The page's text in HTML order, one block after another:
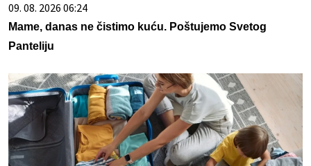
09. 08. 2026 06:24
Mame, danas ne čistimo kuću. Poštujemo Svetog
Panteliju